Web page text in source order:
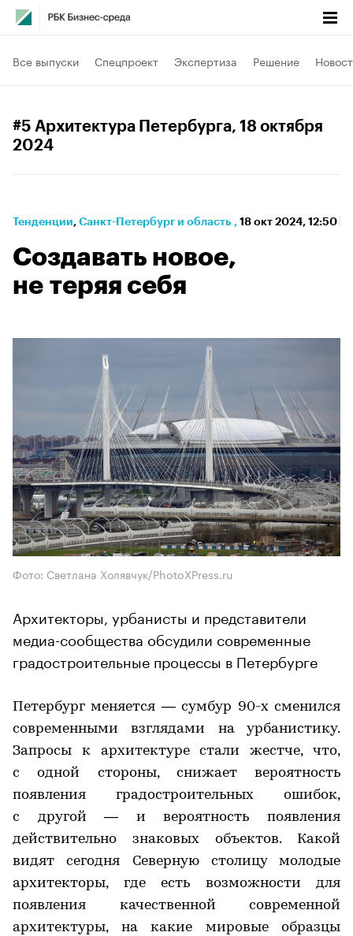
Все выпуски Спецпроект Экспертиза Решение
#5 Архитектура Петербурга, 18 октября
2024
Тенденции⁠, Санкт-Петербург и область , 18 окт 2024, 12:50
Создавать новое,
не теряя себя
Фото: Светлана Холявчук/PhotoXPress.ru
Архитекторы, урбанисты и представители
медиа-сообщества обсудили современные
градостроительные процессы в Петербурге
Петербург меняется — сумбур 90-х сменился
современными взглядами на урбанистику.
Запросы к архитектуре стали жестче, что,
с одной стороны, снижает вероятность
появления градостроительных ошибок,
с другой — и вероятность появления
действительно знаковых объектов. Какой
видят сегодня Северную столицу молодые
архитекторы, где есть возможности для
появления качественной современной
архитектуры, на какие мировые образцы